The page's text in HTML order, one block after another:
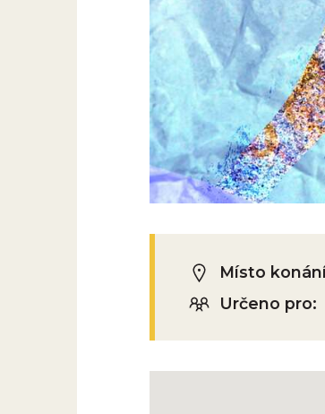
Místo
Určeno pro: